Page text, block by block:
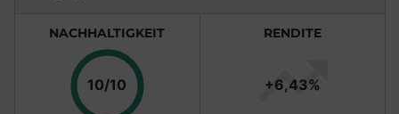
NACHHALTIGKEIT
10/10 Punkte
RENDITE
+6,43%